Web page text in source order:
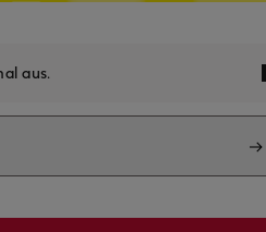
aus.